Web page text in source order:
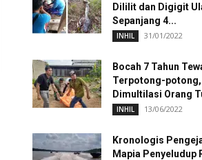
Dililit dan Digigit
Sepanjang 4...
INHIL 31/01/2022
Bocah 7 Tahun
Terpotong-potong,
Dimultilasi Orang
INHIL 13/06/2022
Kronologis
Mapia Penyeludup